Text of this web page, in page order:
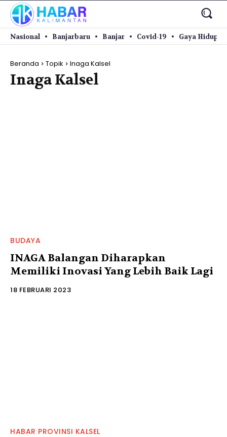
Nasional Banjarbaru Banjar Covid-19 Gaya Hidup
Beranda Topik Inaga Kalsel
Inaga Kalsel
BUDAYA
INAGA Balangan Diharapkan
Memiliki Inovasi Yang Lebih Baik Lagi
18 FEBRUARI 2023
HABAR PROVINSI KALSEL